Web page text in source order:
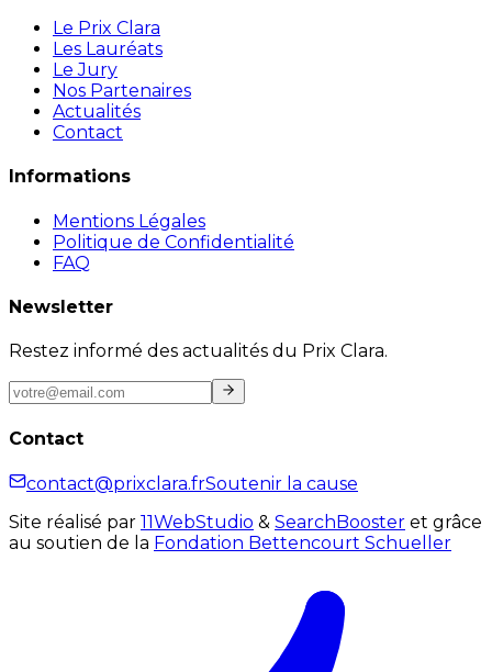
Le Prix Clara
Les Lauréats
Le Jury
Nos Partenaires
Actualités
Contact
Informations
Mentions Légales
Politique de Confidentialité
FAQ
Newsletter
Restez informé des actualités du Prix Clara.
Contact
contact@prixclara.frSoutenir la cause
Site réalisé par 11WebStudio & SearchBooster et grâce
au soutien de la Fondation Bettencourt Schueller